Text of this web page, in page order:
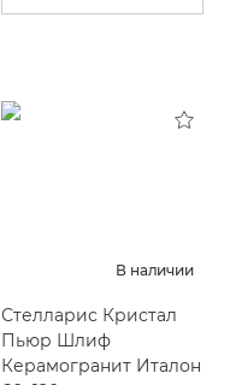
В наличии
Стелларис Кристал
Пьюр Шлиф
Керамогранит Италон